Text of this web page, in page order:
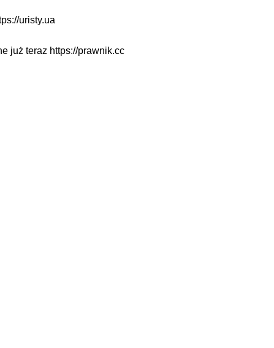
uristy.ua
już teraz https://prawnik.cc